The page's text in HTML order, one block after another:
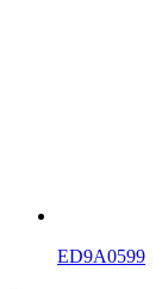
ED9A0599